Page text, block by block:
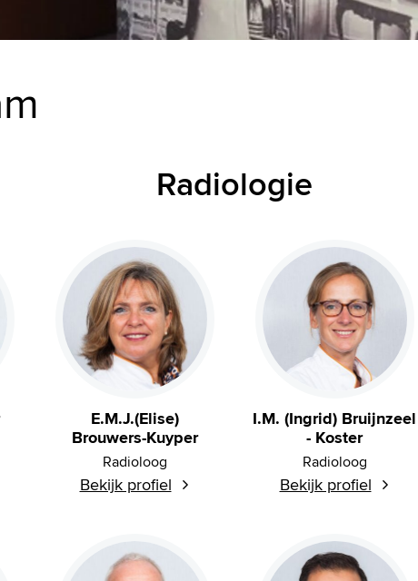
Radiologie
E.M.J.(Elise)
Brouwers-Kuyper
Radioloog
Bekijk profiel
I.M. (Ingrid) Bruijnzeel
- Koster
Radioloog
Bekijk profiel